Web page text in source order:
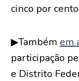
cinco por
▶Também em
participação
e Distrito